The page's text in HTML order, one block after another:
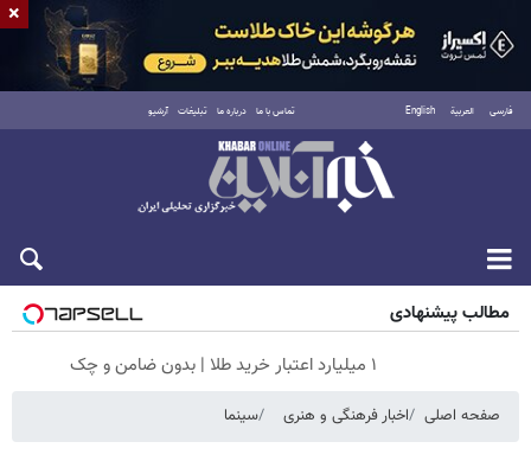
فارسی العربية English تماس با ما درباره ما تبلیغات آرشیو
شنبه ۱۷ مرداد ۱۴۰۵
مطالب پیشنهادی
۱ میلیارد اعتبار خرید طلا | بدون ضامن و چک
صفحه اصلی اخبار فرهنگی و هنری سینما
×